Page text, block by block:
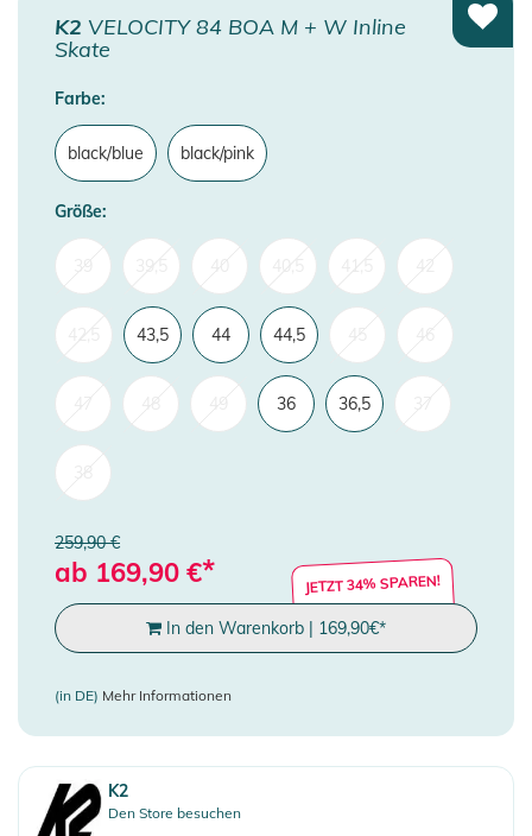
K2 VELOCITY 84 BOA M + W Inline
Skate
Farbe:
black/blue black/pink
Größe:
43,5 44 44,5
36 36,5
259,90 €
ab 169,90 €* JETZT 34% SPAREN!
In den Warenkorb | 169,90€*
(in DE) Mehr Informationen
K2
Den Store besuchen